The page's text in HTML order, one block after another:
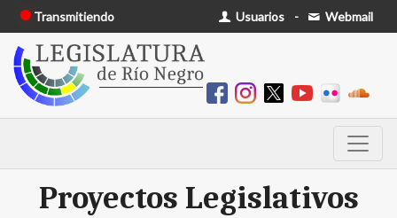
Transmitiendo Usuarios - Webmail
Proyectos Legislativos